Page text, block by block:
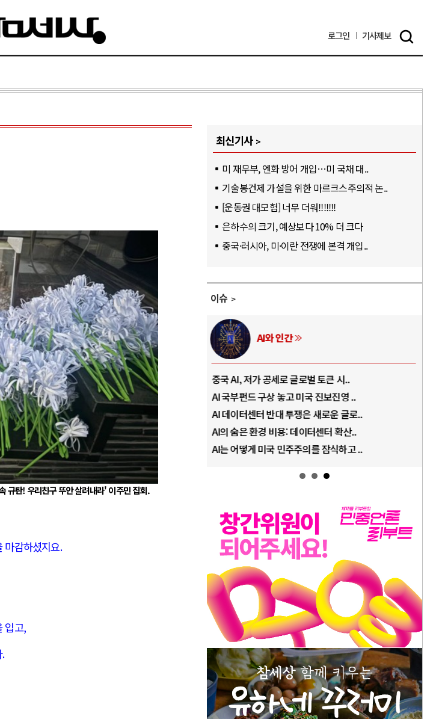
로그인 기사제보
규탄! 우리친구 뚜안 살려내라' 이주민 집회.
마감하셨지요.
입고,
.
최신기사
미 재무부, 엔화 방어 개입…미 국채 대..
기술봉건제 가설을 위한 마르크스주의적 논..
[운동권 대모험] 너무 더워!!!!!!!
은하수의 크기, 예상보다 10% 더 크다
중국·러시아, 미·이란 전쟁에 본격 개입..
이슈
AI와 인간
국 AI, 저가 공세로 글로벌 토큰 시..
국부펀드 구상 놓고 미국 진보진영 ..
데이터센터 반대 투쟁은 새로운 글로..
의 숨은 환경 비용: 데이터센터 확산..
는 어떻게 미국 민주주의를 잠식하고 ..
러시아-우크라이나 전쟁
전쟁의 추상화: 우크라이나, 대리전의 역..
EU·우크라이나 드론 협력 직후, 러시아..
나토, 우크라 군사지원 2027년까지 공..
우크라이나, 덴마크, 에스토니아, 네덜란..
러·우크라, 대규모 공습 주고받아…민간 ..